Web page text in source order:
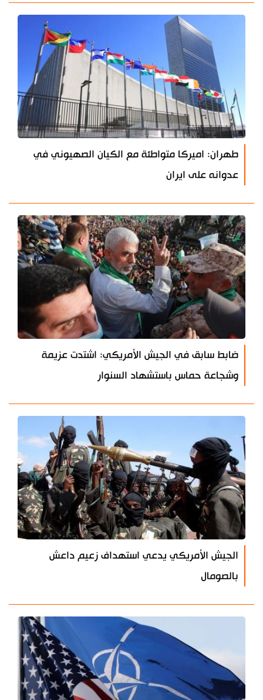
طهران: اميركا متواطئة مع الكيان الصهيوني في
عدوانه على ايران
ضابط سابق في الجيش الأمريكي: اشتدت عزيمة
وشجاعة حماس باستشهاد السنوار
الجيش الأمريكي يدعي استهداف زعيم داعش
بالصومال